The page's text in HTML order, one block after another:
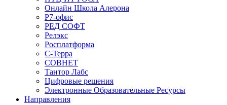
Онлайн Школа Алерона
Р7-офис
РЕД СОФТ
Релэкс
Росплатформа
С-Терра
СОВНЕТ
Тантор Лабс
Цифровые решения
Электронные Образовательные Ресурсы
Направления